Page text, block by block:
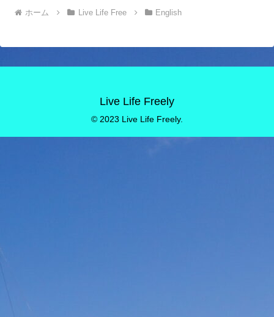
ホーム Live Life Free English
Live Life Freely
© 2023 Live Life Freely.